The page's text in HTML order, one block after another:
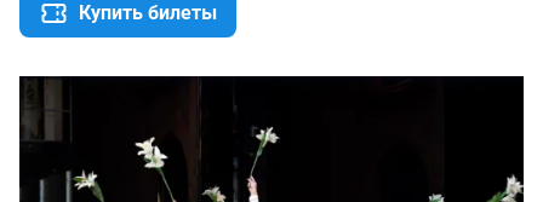
Купить билеты